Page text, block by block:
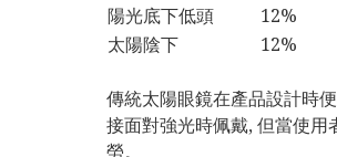
陽光底下低頭
12%
太陽陰下
12%
傳統太陽眼鏡在產品設計時
接面對強光時佩戴, 但當使
勞。